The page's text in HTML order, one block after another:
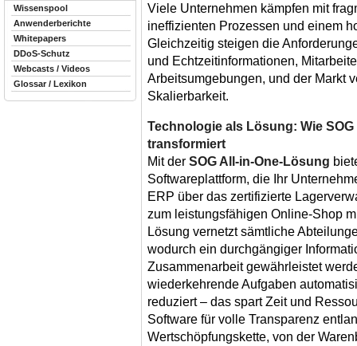
Viele Unternehmen kämpfen mit
ineffizienten Prozessen und einem
Gleichzeitig steigen die
und Echtzeitinformationen,
Arbeitsumgebungen, und der Markt
Skalierbarkeit.
Technologie als Lösung: Wie
transformiert
Mit der SOG All-in-One-Lösung
Softwareplattform, die Ihr
ERP über das zertifizierte
zum leistungsfähigen Online-Shop
Lösung vernetzt sämtliche
wodurch ein durchgängiger
Zusammenarbeit gewährleistet
wiederkehrende Aufgaben
reduziert – das spart Zeit und
Software für volle Transparenz
Wertschöpfungskette, von der
Wissenspool
Anwenderberichte
Whitepapers
DDoS-Schutz
Webcasts / Videos
Glossar / Lexikon